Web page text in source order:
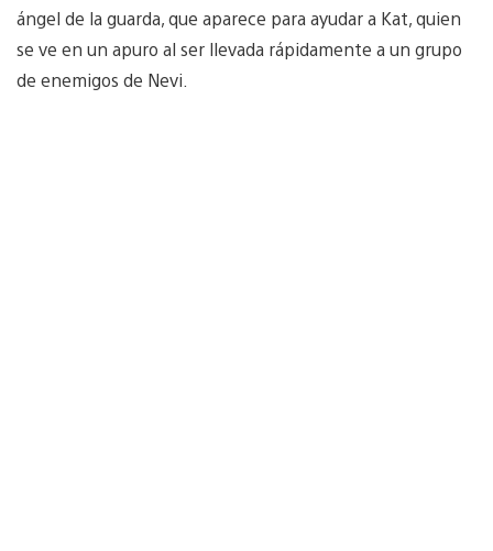
ángel de la guarda, que aparece para ayudar a Kat, quien
se ve en un apuro al ser llevada rápidamente a un grupo
de enemigos de Nevi.